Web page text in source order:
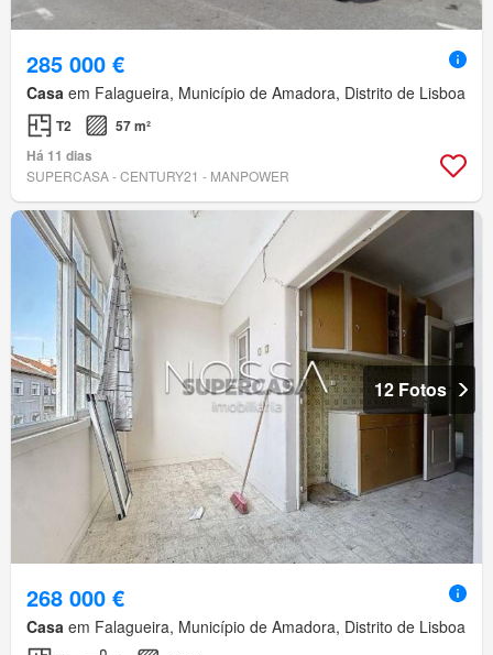
285 000 €
Casa em Falagueira, Município de Amadora, Distrito de Lisboa
T2
57 m²
Há 11 dias
SUPERCASA - CENTURY21 - MANPOWER
12 Fotos
268 000 €
Casa em Falagueira, Município de Amadora, Distrito de Lisboa